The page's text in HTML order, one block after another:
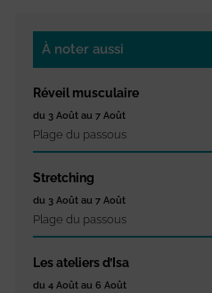
À noter aussi
Réveil musculaire
du 3 Août au 7 Août
Plage du passous
Stretching
du 3 Août au 7 Août
Plage du passous
Les ateliers d’Isa
du 4 Août au 6 Août